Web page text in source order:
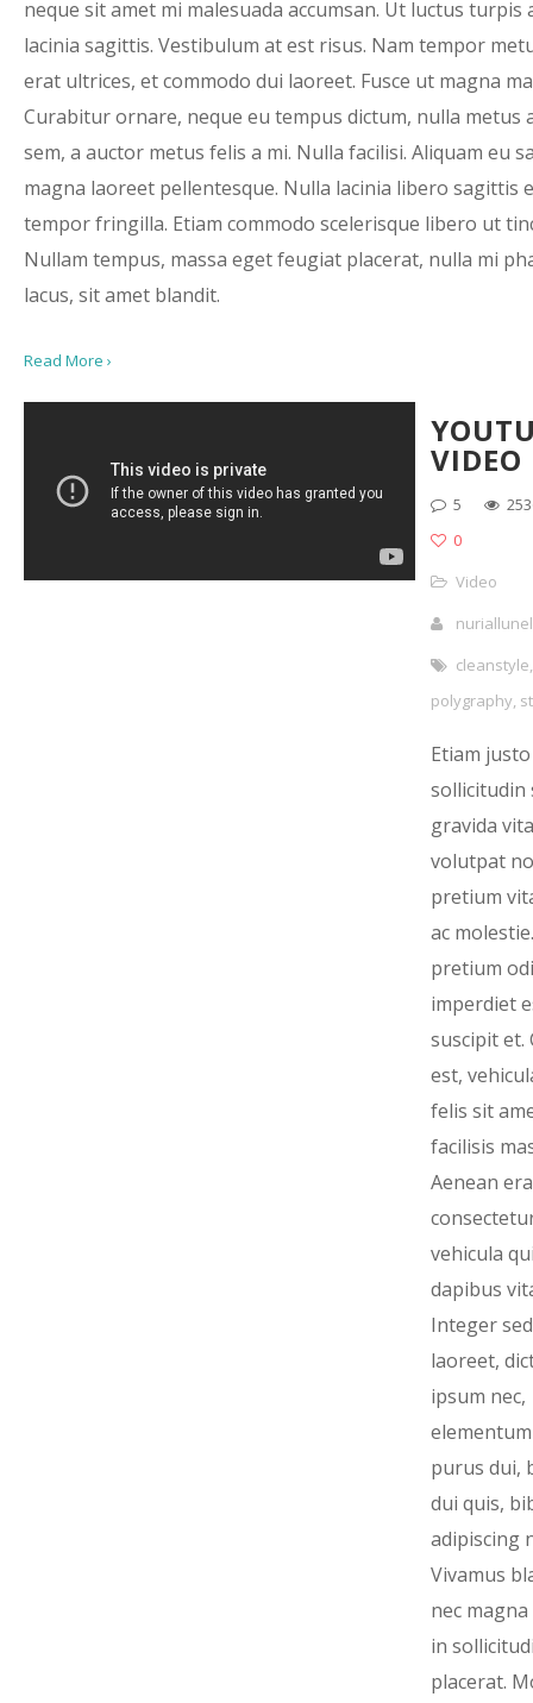
neque sit amet mi malesuada accumsan. Ut luctus turpis
lacinia sagittis. Vestibulum at est risus. Nam tempor
erat ultrices, et commodo dui laoreet. Fusce ut magna
Curabitur ornare, neque eu tempus dictum, nulla metus
sem, a auctor metus felis a mi. Nulla facilisi. Aliquam eu
magna laoreet pellentesque. Nulla lacinia libero sagittis
tempor fringilla. Etiam commodo scelerisque libero ut
Nullam tempus, massa eget feugiat placerat, nulla mi
lacus, sit amet blandit.
Read More ›
VIDEO
5
0
Video
cleanstyle,
polygraphy,
Etiam
sollicitudin
gravida
volutpat
pretium
ac
pretium
imperdiet
suscipit et.
est,
felis sit
facilisis
Aenean
vehicula
dapibus
Integer
laoreet,
ipsum nec,
purus dui,
dui quis,
adipiscing
Vivamus
nec
in
placerat.